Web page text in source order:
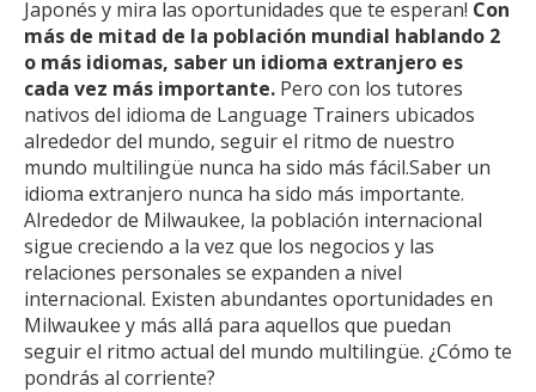
Japonés y mira las oportunidades que te esperan! Con
más de mitad de la población mundial hablando 2
o más idiomas, saber un idioma extranjero es
cada vez más importante. Pero con los tutores
nativos del idioma de Language Trainers ubicados
alrededor del mundo, seguir el ritmo de nuestro
mundo multilingüe nunca ha sido más fácil.Saber un
idioma extranjero nunca ha sido más importante.
Alrededor de Milwaukee, la población internacional
sigue creciendo a la vez que los negocios y las
relaciones personales se expanden a nivel
internacional. Existen abundantes oportunidades en
Milwaukee y más allá para aquellos que puedan
seguir el ritmo actual del mundo multilingüe. ¿Cómo te
pondrás al corriente?